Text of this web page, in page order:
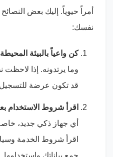
أمراً حيوياً. إليك بعض
نفسك:
كن واعياً بالبيئة
وما يرتدونه. إذا
قد تكون عرضة
اقرأ شروط الاستخدام
أي جهاز ذكي جديد، خاصة
اقرأ شروط الخدمة
جمع بياناتك واستخدامها.